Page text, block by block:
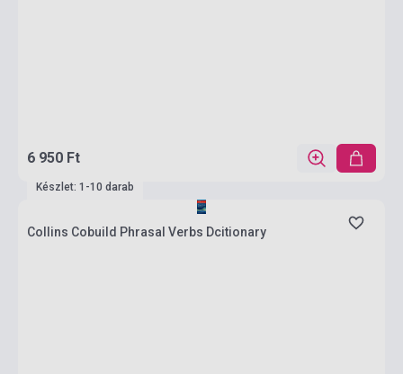
6 950 Ft
Készlet: 1-10 darab
Collins Cobuild Phrasal Verbs Dcitionary